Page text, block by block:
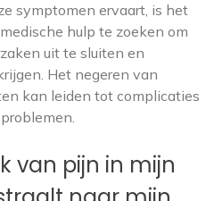
symptomen ervaart, is het
hulp te zoeken om
uit te sluiten en
Het negeren van
kan leiden tot complicaties
van pijn in mijn